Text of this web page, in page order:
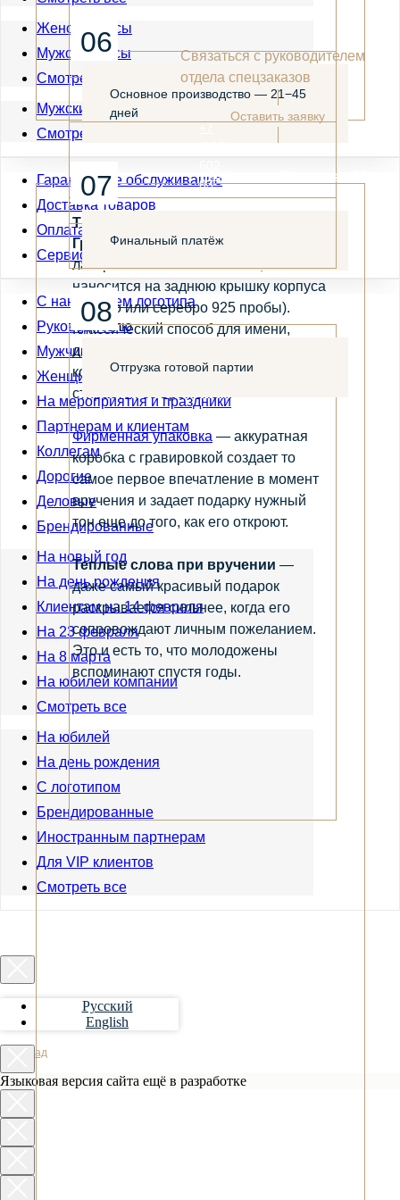
Женские часы
Мужские часы
Смотреть все
Мужские кастомные часы
Смотреть все
Гарантийное обслуживание
Доставка товаров
Оплата товаров
Сервисные центры
С нанесением логотипа
Руководителю
Мужчинам
Женщинам
На мероприятия и праздники
Партнерам и клиентам
Коллегам
Дорогие
Деловые
Брендированные
На новый год
На день рождения
Клиентам на 14 февраля
На 23 февраля
На 8 марта
На юбилей компании
Смотреть все
На юбилей
На день рождения
С логотипом
Брендированные
Иностранным партнерам
Для VIP клиентов
Смотреть все
< Назад
Женские
Русский
English
Языковая версия сайта ещё в разработке
ТРИ СПОСОБА НАНЕСЕНИЯ
Гравировка с датой и именами
лазерная или механическая,
наносится на заднюю крышку корпуса
(золото или серебро 925 пробы).
Классический способ для имени,
даты, послания, логотипа или
корпоративной символики; не
стирается со временем.
Фирменная упаковка — аккуратная
коробка с гравировкой создает то
самое первое впечатление в момент
вручения и задает подарку нужный
тон еще до того, как его откроют.
Теплые слова при вручении —
даже самый красивый подарок
раскрывается сильнее, когда его
сопровождают личным пожеланием.
Это и есть то, что молодожены
вспоминают спустя годы.
Основное производство — 21−45
дней
Финальный платёж
Отгрузка готовой партии
08
07
06
Связаться с руководителем
отдела спецзаказов
03-
74
г. Москва, ул. Садовники, 3А
Оставить заявку